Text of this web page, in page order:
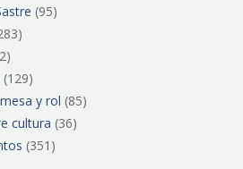
(95)
(129)
y rol (85)
cultura (36)
(351)